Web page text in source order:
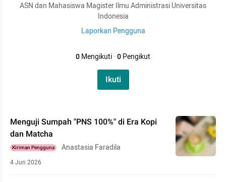
ASN dan Mahasiswa Magister Ilmu Administrasi Universitas
Indonesia
Laporkan Pengguna
0Mengikuti·0Pengikut
Ikuti
Menguji Sumpah "PNS 100%" di Era Kopi
dan Matcha
Kiriman Pengguna Anastasia Faradila
4 Jun 2026